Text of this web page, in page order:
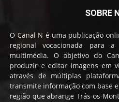
SOBRE
O Canal N é uma publicação
regional vocacionada para
multimédia. O objetivo do
produzir e editar imagens em
através de múltiplas
transmite informação com base
região que abrange Trás-os-